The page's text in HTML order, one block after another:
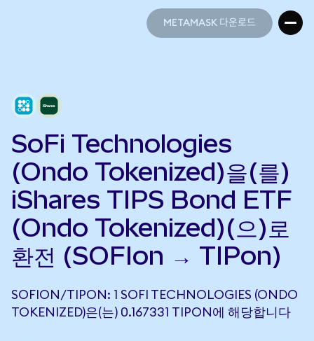
METAMASK 다운로드
SoFi Technologies
(Ondo Tokenized)을(를)
iShares TIPS Bond ETF
(Ondo Tokenized)(으)로
환전 (SOFIon → TIPon)
SOFION/TIPON: 1 SOFI TECHNOLOGIES (ONDO
TOKENIZED)은(는) 0.167331 TIPON에 해당합니다